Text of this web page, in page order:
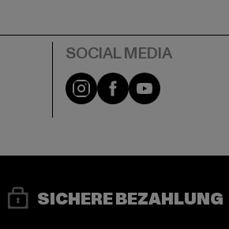
Instagram
FacebookYouTube
SICHERE BEZAHLUNG